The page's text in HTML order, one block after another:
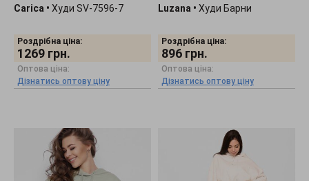
Carica • Худи SV-7596-7
Роздрібна ціна:
1269 грн.
Оптова ціна:
Дізнатись оптову ціну
Luzana • Худи Барни
Роздрібна ціна:
896 грн.
Оптова ціна:
Дізнатись оптову ціну